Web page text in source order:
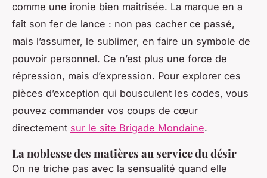
comme une ironie bien maîtrisée. La marque en a
fait son fer de lance : non pas cacher ce passé,
mais l’assumer, le sublimer, en faire un symbole de
pouvoir personnel. Ce n’est plus une force de
répression, mais d’expression. Pour explorer ces
pièces d’exception qui bousculent les codes, vous
pouvez commander vos coups de cœur
directement sur le site Brigade Mondaine.
La noblesse des matières au service du désir
On ne triche pas avec la sensualité quand elle